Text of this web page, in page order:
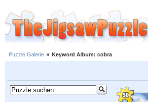
Puzzle Galerie » Keyword Album: cobra